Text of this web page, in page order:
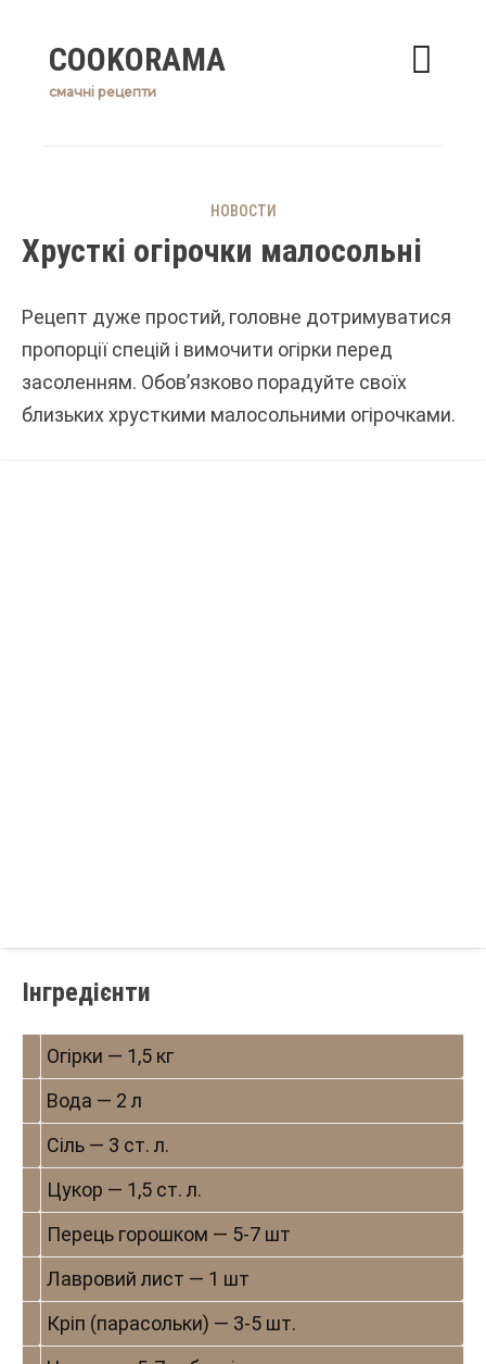
COOKORAMA
смачні рецепти
НОВОСТИ
Хрусткі огірочки малосольні
Рецепт дуже простий, головне дотримуватися
пропорції спецій і вимочити огірки перед
засоленням. Обов’язково порадуйте своїх
близьких хрусткими малосольними огірочками.
Інгредієнти
Огірки — 1,5 кг
Вода — 2 л
Сіль — 3 ст. л.
Цукор — 1,5 ст. л.
Перець горошком — 5-7 шт
Лавровий лист — 1 шт
Кріп (парасольки) — 3-5 шт.